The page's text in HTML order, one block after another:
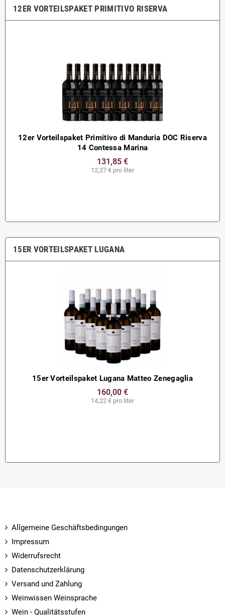
12ER VORTEILSPAKET PRIMITIVO RISERVA
12er Vorteilspaket Primitivo di Manduria DOC Riserva
14 Contessa Marina
131,85 €
12,27 € pro liter
15ER VORTEILSPAKET LUGANA
15er Vorteilspaket Lugana Matteo Zenegaglia
160,00 €
14,22 € pro liter
Allgemeine Geschäftsbedingungen
Impressum
Widerrufsrecht
Datenschutzerklärung
Versand und Zahlung
Weinwissen Weinsprache
Wein - Qualitätsstufen